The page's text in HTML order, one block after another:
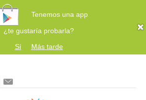
Tenemos una app
¿te gustaría probarla?
Sí
Más tarde